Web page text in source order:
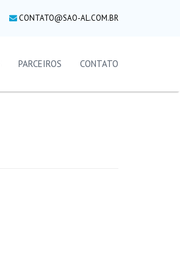
CONTATO@SAO-AL.COM.BR
PARCEIROS CONTATO